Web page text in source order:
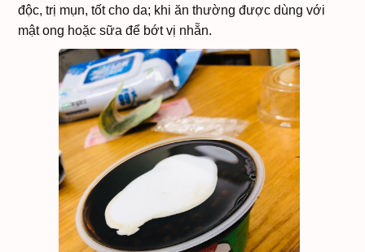
độc, trị mụn, tốt cho da; khi ăn thường được dùng với
mật ong hoặc sữa để bớt vị nhẵn.